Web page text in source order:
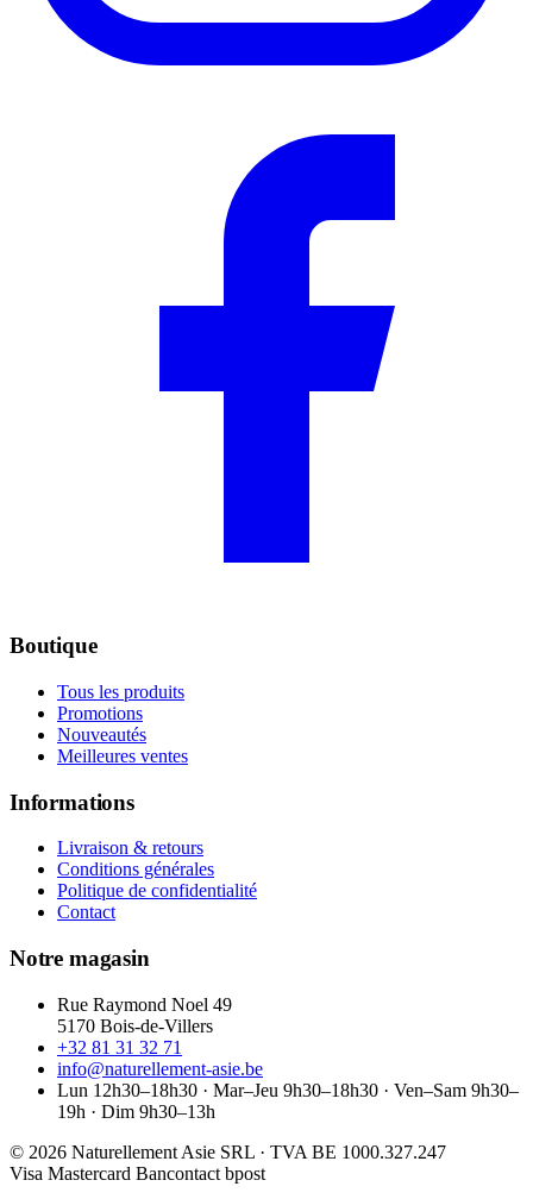
Boutique
Tous les produits
Promotions
Nouveautés
Meilleures ventes
Informations
Livraison & retours
Conditions générales
Politique de confidentialité
Contact
Notre magasin
Rue Raymond Noel 49
5170 Bois-de-Villers
+32 81 31 32 71
info@naturellement-asie.be
Lun 12h30–18h30 · Mar–Jeu 9h30–18h30 · Ven–Sam 9h30–
19h · Dim 9h30–13h
© 2026 Naturellement Asie SRL · TVA BE 1000.327.247
Visa Mastercard Bancontact bpost